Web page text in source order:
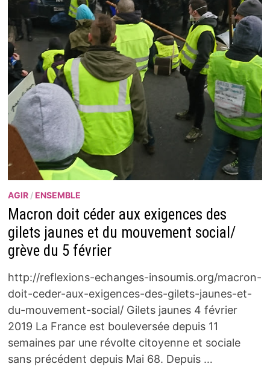
AGIR/ ENSEMBLE
Macron doit céder aux exigences des
gilets jaunes et du mouvement social/
grève du 5 février
http://reflexions-echanges-insoumis.org/macron-
doit-ceder-aux-exigences-des-gilets-jaunes-et-
du-mouvement-social/ Gilets jaunes 4 février
2019 La France est bouleversée depuis 11
semaines par une révolte citoyenne et sociale
sans précédent depuis Mai 68. Depuis …